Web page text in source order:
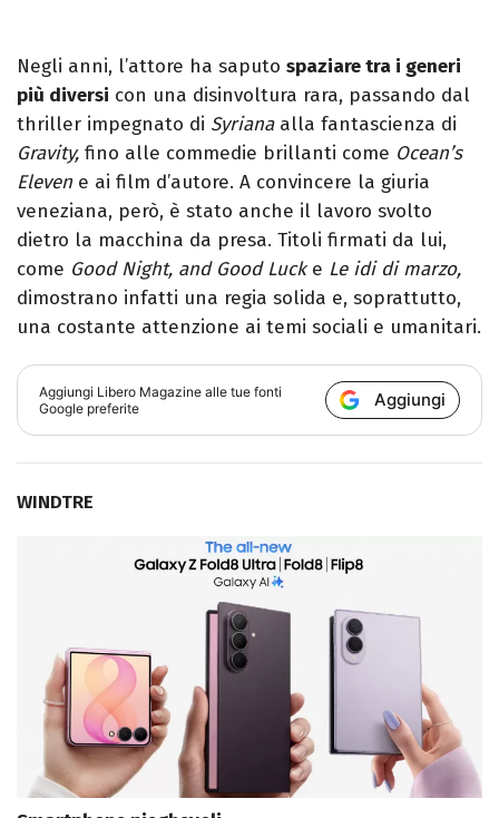
Negli anni, l’attore ha saputo spaziare tra i generi
più diversi con una disinvoltura rara, passando dal
thriller impegnato di Syrianaalla fantascienza di
Gravity, fino alle commedie brillanti come Ocean’s
Elevene ai film d’autore. A convincere la giuria
veneziana, però, è stato anche il lavoro svolto
dietro la macchina da presa. Titoli firmati da lui,
come Good Night, and Good Lucke Le idi di marzo,
dimostrano infatti una regia solida e, soprattutto,
una costante attenzione ai temi sociali e umanitari.
Aggiungi Libero Magazine alle tue fonti
Google preferite
Aggiungi
WINDTRE